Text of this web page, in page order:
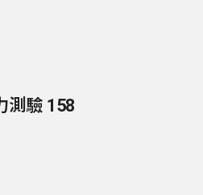
測驗 158